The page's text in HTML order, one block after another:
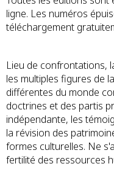
ligne. Les numéros
téléchargement
Lieu de confrontations,
les multiples figures de
différentes du monde
doctrines et des partis
indépendante, les
la révision des
formes culturelles. Ne
fertilité des ressources